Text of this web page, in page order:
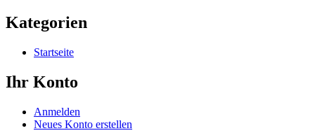
Kategorien
Startseite
Ihr Konto
Anmelden
Neues Konto erstellen